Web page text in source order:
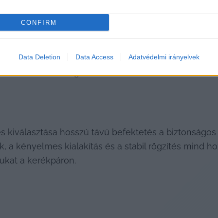
CONFIRM
Data Deletion Data Access Adatvédelmi irányelvek
is. A közös biciklizés olyan élményt jelent, ami
lehet a hétvégék során, fel lehet fedezni a
hosszú távú befektetés a
a kényelmes kialakítás és a stabil rögzítés mind
a kerékpáron.